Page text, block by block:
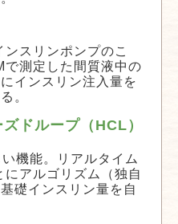
スリンポンプのこ
で測定した間質液中の
インスリン注入量を
。
ドループ（HCL）
機能。リアルタイム
アルゴリズム（独自
礎インスリン量を自